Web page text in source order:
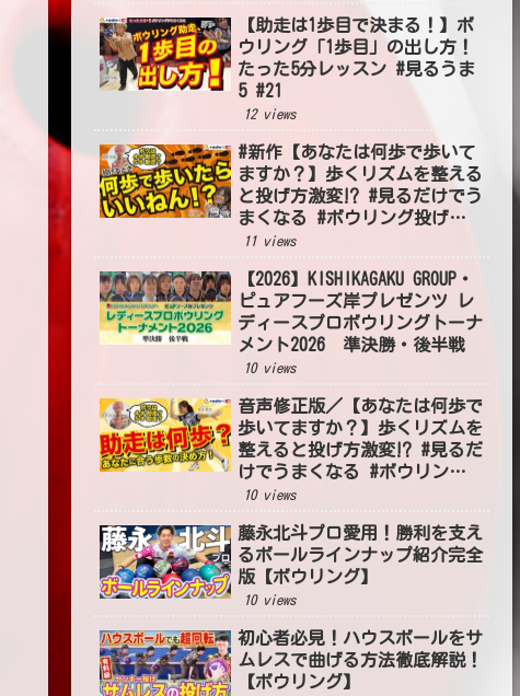
【助走は1歩目で決まる！】ボ
ウリング「1歩目」の出し方！
たった5分レッスン #見るうま
5 #21
12 views
#新作【あなたは何歩で歩いて
ますか？】歩くリズムを整える
と投げ方激変⁉ #見るだけでう
まくなる #ボウリング投げ方
#54
11 views
【2026】KISHIKAGAKU GROUP・
ピュアフーズ岸プレゼンツ レ
ディースプロボウリングトーナ
メント2026 準決勝・後半戦
10 views
音声修正版／【あなたは何歩で
歩いてますか？】歩くリズムを
整えると投げ方激変⁉ #見るだ
けでうまくなる #ボウリング
投げ方 #54
10 views
藤永北斗プロ愛用！勝利を支え
るボールラインナップ紹介完全
版【ボウリング】
10 views
初心者必見！ハウスボールをサ
ムレスで曲げる方法徹底解説！
【ボウリング】